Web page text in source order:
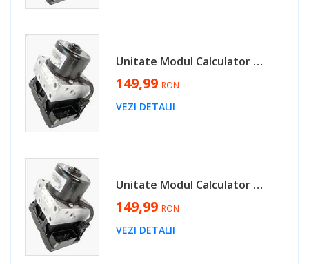
Unitate Modul Calculator Pompa ABS Volkswagen Bora 1998 - 2005 Cod 1J0614117C 1J0907379G [L4667]
149,99 RON
VEZI DETALII
Unitate Modul Calculator Pompa ABS Audi A3 8L 1997 - 2003 Cod 1J0614117C 1J0907379G [L4667]
149,99 RON
VEZI DETALII